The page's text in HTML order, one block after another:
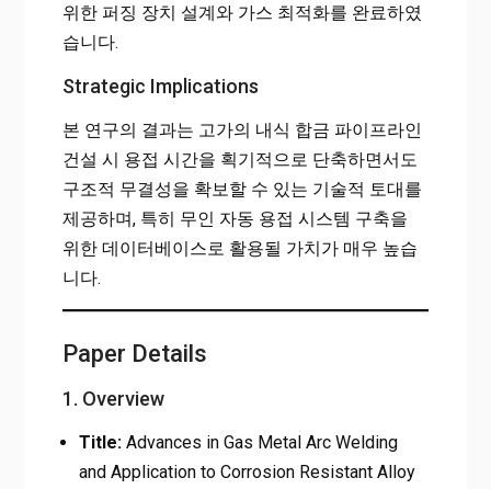
위한 퍼징 장치 설계와 가스 최적화를 완료하였
습니다.
Strategic Implications
본 연구의 결과는 고가의 내식 합금 파이프라인
건설 시 용접 시간을 획기적으로 단축하면서도
구조적 무결성을 확보할 수 있는 기술적 토대를
제공하며, 특히 무인 자동 용접 시스템 구축을
위한 데이터베이스로 활용될 가치가 매우 높습
니다.
Paper Details
1. Overview
Title:Advances in Gas Metal Arc Welding
and Application to Corrosion Resistant Alloy